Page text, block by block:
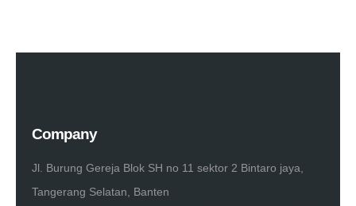
Company
Jl. Burung Gereja Blok SH no 11 sektor 2 Bintaro jaya,
Tangerang Selatan, Banten